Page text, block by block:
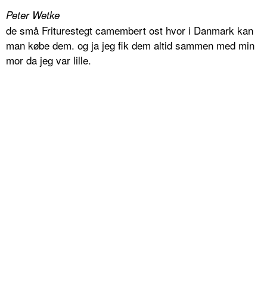
Peter Wetke
de små Friturestegt camembert ost hvor i Danmark kan
man købe dem. og ja jeg fik dem altid sammen med min
mor da jeg var lille.